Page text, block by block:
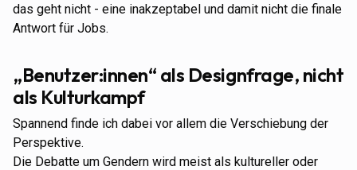
das geht nicht - eine inakzeptabel und damit nicht die finale
Antwort für Jobs.
„Benutzer:innen“ als Designfrage, nicht
als Kulturkampf
Spannend finde ich dabei vor allem die Verschiebung der
Perspektive.
Die Debatte um Gendern wird meist als kultureller oder